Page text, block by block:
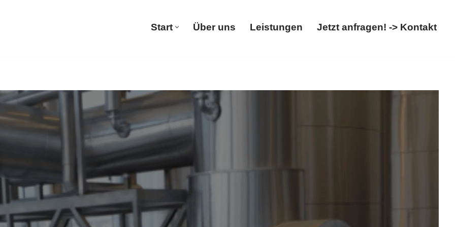
Start Über uns Leistungen Jetzt anfragen! -> Kontakt